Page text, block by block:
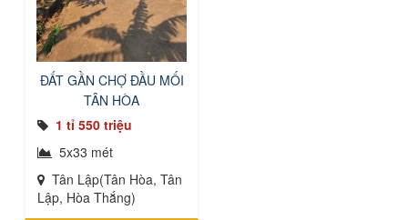
ĐẤT GẦN CHỢ ĐẦU MỐI
TÂN HÒA
1 tỉ 550 triệu
5x33 mét
Tân Lập(Tân Hòa, Tân
Lập, Hòa Thắng)